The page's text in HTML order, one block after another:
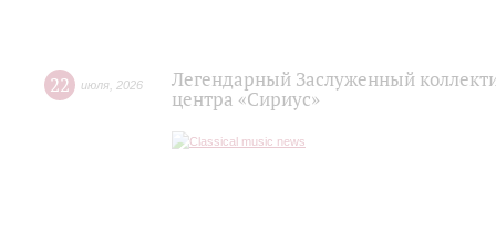
22 июля 2026
Легендарный Заслуженный
центра «Сириус»